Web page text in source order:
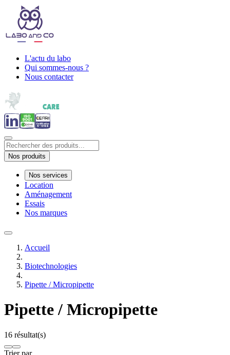
L'actu du labo
Qui sommes-nous ?
Nous contacter
Nos produits
Nos services
Location
Aménagement
Essais
Nos marques
Accueil
Biotechnologies
Pipette / Micropipette
Pipette / Micropipette
16 résultat(s)
Trier par